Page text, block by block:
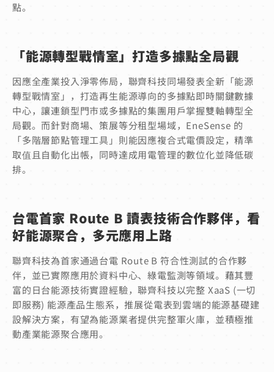
點。
「能源轉型戰情室」打造多據點全局觀
因應全產業投入淨零佈局，聯齊科技同場發表全新「能源
轉型戰情室」，打造再生能源導向的多據點即時關鍵數據
中心，讓連鎖型門市或多據點的集團用戶掌握雙軸轉型全
局觀。而針對商場、策展等分租型場域，EneSense 的
「多階層節點管理工具」則能因應複合式電價設定，精準
取值且自動化出帳，同時達成用電管理的數位化並降低碳
排。
台電首家 Route B 讀表技術合作夥伴，看
好能源聚合，多元應用上路
聯齊科技為首家通過台電 Route B 符合性測試的合作夥
伴，並已實際應用於資料中心、綠電監測等領域。藉其豐
富的日台能源技術實證經驗，聯齊科技以完整 XaaS (一切
即服務) 能源產品生態系，推展從電表到雲端的能源基礎建
設解決方案，有望為能源業者提供完整軍火庫，並積極推
動產業能源聚合應用。